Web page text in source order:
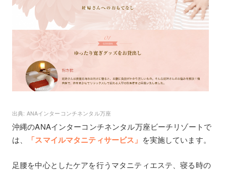
ANAインターコンチネンタル万座
沖縄のANAインターコンチネンタル万座ビーチリゾートで
は、
「スマイルマタニティサービス」 を実施しています。
足腰を中心としたケアを行うマタニティエステ、寝る時の